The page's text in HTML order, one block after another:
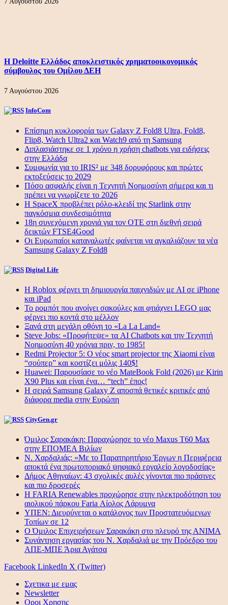
Η Deloitte Ελλάδος αποκλειστικός χρηματοοικονομικός
σύμβουλος του Ομίλου ΔΕΗ
7 Αυγούστου 2026
InfoCom
Επίσημη κυκλοφορία των Galaxy Z Fold8 Ultra, Fold8,
Flip8, Watch Ultra2 και Watch9 από τη Samsung
Διπλασιάστηκε σε 1 χρόνο η χρήση chatbots για ειδήσεις
στην Ελλάδα
Συμφωνία για το IRIS² με 348 δορυφόρους και πρώτες
εκτοξεύσεις το 2029
Πόσο ασφαλής είναι η Τεχνητή Νοημοσύνη σήμερα και τι
πρέπει να γνωρίζετε το 2026
Η SpaceX προβλέπει ρόλο-κλειδί της Starlink στην
παγκόσμια συνδεσιμότητα
18η συνεχόμενη χρονιά για τον ΟΤΕ στη διεθνή σειρά
δεικτών FTSE4Good
Οι Ευρωπαίοι καταναλωτές φαίνεται να αγκαλιάζουν τα νέα
Samsung Galaxy Z Fold8
Digital Life
Η Roblox φέρνει τη δημιουργία παιχνιδιών με ΑΙ σε iPhone
και iPad
Το ρομπότ που ανοίγει σακούλες και φτιάχνει LEGO μας
φέρνει πιο κοντά στο μέλλον
Ξανά στη μεγάλη οθόνη το «La La Land»
Steve Jobs: «Προφήτεψε» τα AI Chatbots και την Τεχνητή
Νοημοσύνη 40 χρόνια πριν, το 1985!
Redmi Projector 5: Ο νέος smart projector της Xiaomi είναι
“σούπερ” και κοστίζει μόλις 140$!
Huawei: Παρουσίασε το νέο MateBook Fold (2026) με Kirin
X90 Plus και είναι ένα… “tech” έπος!
Η σειρά Samsung Galaxy Z αποσπά θετικές κριτικές από
διάφορα media στην Ευρώπη
CityGen.gr
Όμιλος Σαρακάκη: Παραχώρησε το νέο Maxus T60 Max
στην ΕΠΟΜΕΑ Βιλίων
Ν. Χαρδαλιάς: «Με το Παρατηρητήριο Έργων η Περιφέρεια
αποκτά ένα πρωτοποριακό ψηφιακό εργαλείο λογοδοσίας»
Δήμος Αθηναίων: 43 σχολικές αυλές γίνονται πιο πράσινες
και πιο δροσερές
Η FARIA Renewables προχώρησε στην ηλεκτροδότηση του
αιολικού πάρκου Faria Αίολος Λάρυμνα
ΥΠΕΝ: Διευρύνεται ο κατάλογος των Προστατευόμενων
Τοπίων σε 12
O Όμιλος Επιχειρήσεων Σαρακάκη στο πλευρό της ΑΝΙΜΑ
Συνάντηση εργασίας του Ν. Χαρδαλιά με την Πρόεδρο του
ΑΠΕ-ΜΠΕ Άρια Αγάτσα
Facebook LinkedIn X (Twitter)
Σχετικα με εμας
Newsletter
Οροι Χρησης